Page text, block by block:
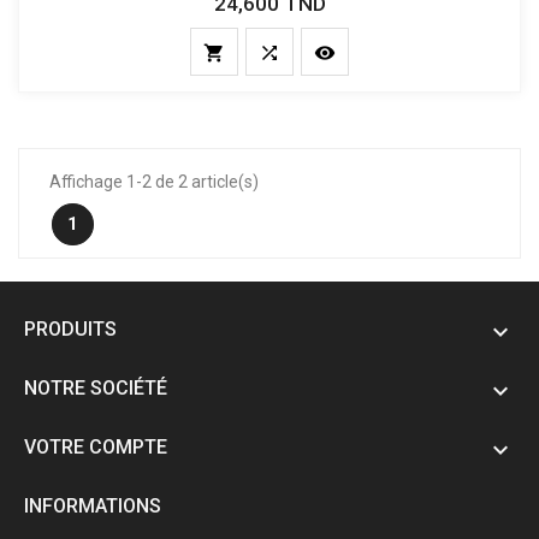
  
Affichage 1-2 de 2 article(s)
1
PRODUITS 
NOTRE SOCIÉTÉ 
VOTRE COMPTE 
INFORMATIONS